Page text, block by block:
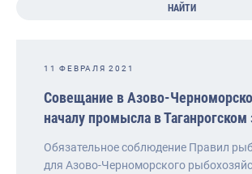
НАЙТИ
11 ФЕВРАЛЯ 2021
Совещание в Азово-
началу промысла в Таганрогском
Обязательное соблюдение Правил
для Азово-Черноморского